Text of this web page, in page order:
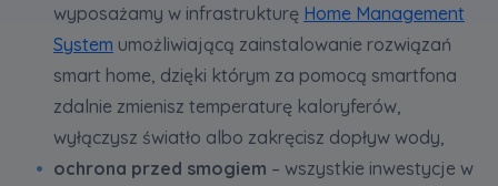
wPolityce prywatności.
wyposażamy w infrastrukturę Home Management
System umożliwiającą zainstalowanie rozwiązań
smart home, dzięki którym za pomocą smartfona
zdalnie zmienisz temperaturę kaloryferów,
wyłączysz światło albo zakręcisz dopływ wody,
ochrona przed smogiem – wszystkie inwestycje w